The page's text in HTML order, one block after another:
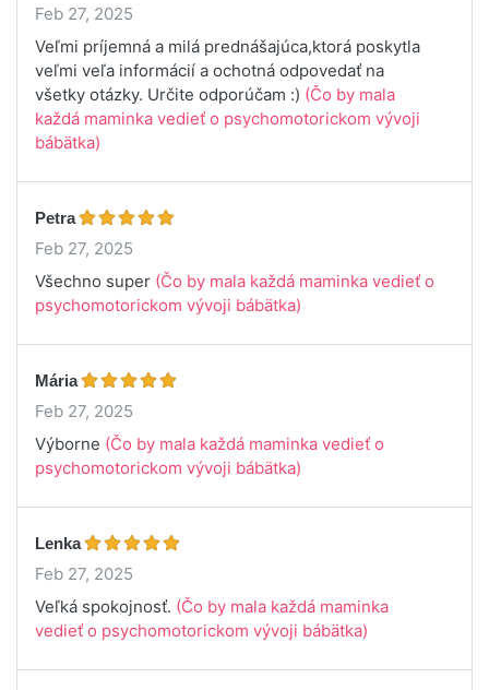
Feb 27, 2025
Veľmi príjemná a milá prednášajúca,ktorá poskytla
veľmi veľa informácií a ochotná odpovedať na
všetky otázky. Určite odporúčam :) (Čo by mala
každá maminka vedieť o psychomotorickom vývoji
bábätka)
Petra
Feb 27, 2025
Všechno super (Čo by mala každá maminka vedieť o
psychomotorickom vývoji bábätka)
Mária
Feb 27, 2025
Výborne (Čo by mala každá maminka vedieť o
psychomotorickom vývoji bábätka)
Lenka
Feb 27, 2025
Veľká spokojnosť. (Čo by mala každá maminka
vedieť o psychomotorickom vývoji bábätka)